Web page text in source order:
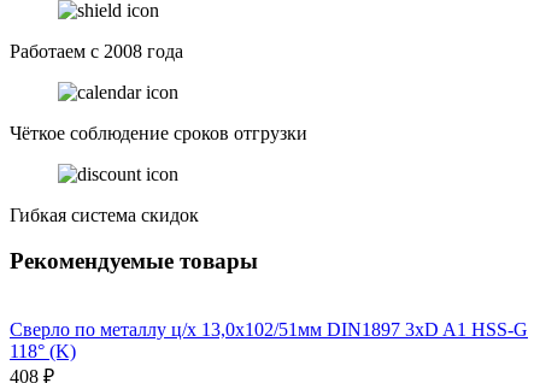
Работаем с 2008 года
Чёткое соблюдение сроков отгрузки
Гибкая система скидок
Рекомендуемые товары
Сверло по металлу ц/х 13,0x102/51мм DIN1897 3xD A1 HSS-G
118° (K)
408 ₽